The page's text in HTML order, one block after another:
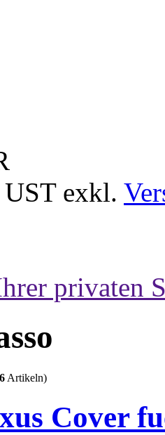
exkl.
privaten
Artikeln)
Cover